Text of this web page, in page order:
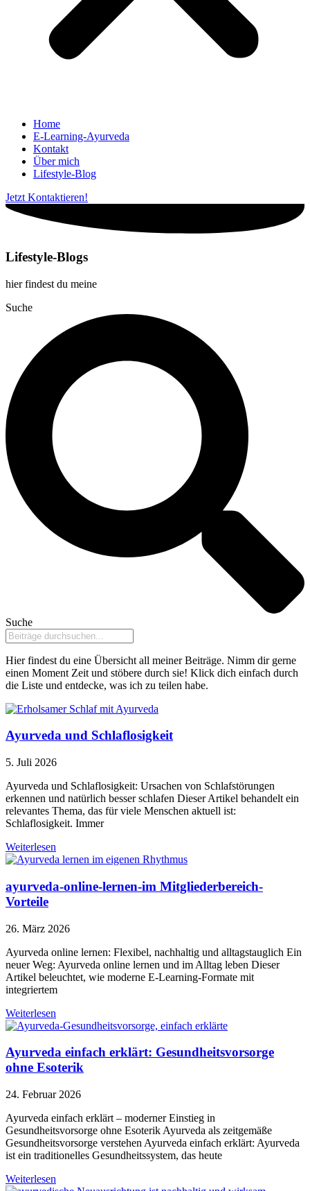
Home
E-Learning-Ayurveda
Kontakt
Über mich
Lifestyle-Blog
Jetzt Kontaktieren!
Lifestyle-Blogs
hier findest du meine
Suche
Suche
Hier findest du eine Übersicht all meiner Beiträge. Nimm dir gerne
einen Moment Zeit und stöbere durch sie! Klick dich einfach durch
die Liste und entdecke, was ich zu teilen habe.
Ayurveda und Schlaflosigkeit
5. Juli 2026
Ayurveda und Schlaflosigkeit: Ursachen von Schlafstörungen
erkennen und natürlich besser schlafen Dieser Artikel behandelt ein
relevantes Thema, das für viele Menschen aktuell ist:
Schlaflosigkeit. Immer
Weiterlesen
ayurveda-online-lernen-im Mitgliederbereich-
Vorteile
26. März 2026
Ayurveda online lernen: Flexibel, nachhaltig und alltagstauglich Ein
neuer Weg: Ayurveda online lernen und im Alltag leben Dieser
Artikel beleuchtet, wie moderne E-Learning-Formate mit
integriertem
Weiterlesen
Ayurveda einfach erklärt: Gesundheitsvorsorge
ohne Esoterik
24. Februar 2026
Ayurveda einfach erklärt – moderner Einstieg in
Gesundheitsvorsorge ohne Esoterik Ayurveda als zeitgemäße
Gesundheitsvorsorge verstehen Ayurveda einfach erklärt: Ayurveda
ist ein traditionelles Gesundheitssystem, das heute
Weiterlesen